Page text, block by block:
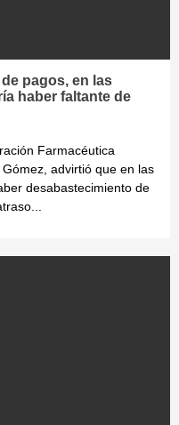
pagos, en las
haber faltante de
Farmacéutica
advirtió que en las
desabastecimiento de